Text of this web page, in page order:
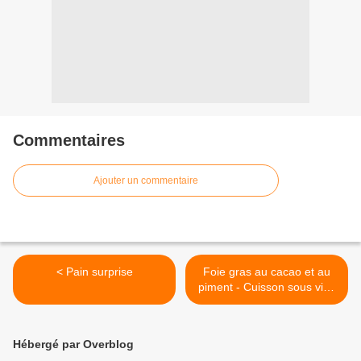
Commentaires
Ajouter un commentaire
< Pain surprise
Foie gras au cacao et au
piment - Cuisson sous vide
>
Hébergé par Overblog